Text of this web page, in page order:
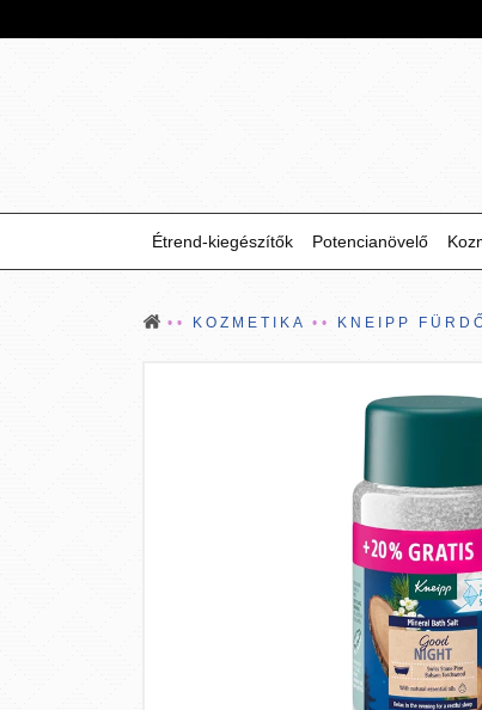
Étrend-kiegészítők Potencianövelő
KOZMETIKA KNEIPP